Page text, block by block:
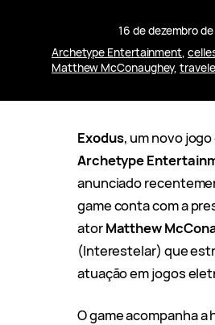
16 de dezembro
Archetype Entertainment,
Matthew McConaughey,
Exodus, um novo jogo
Archetype
anunciado
game conta com a
atorMatthew
(Interestelar) que
atuação em jogos
O game acompanha a